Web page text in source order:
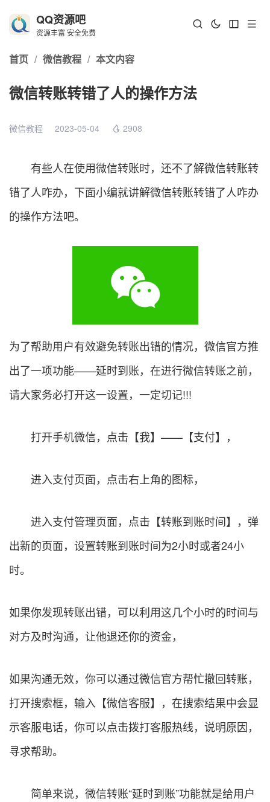
QQ资源吧
资源丰富 安全免费
首页 / 微信教程 / 本文内容
微信转账转错了人的操作方法
微信教程 2023-05-04 2908
有些人在使用微信转账时，还不了解微信转账转
错了人咋办，下面小编就讲解微信转账转错了人咋办
的操作方法吧。
为了帮助用户有效避免转账出错的情况，微信官方推
出了一项功能——延时到账，在进行微信转账之前，
请大家务必打开这一设置，一定切记!!!
打开手机微信，点击【我】——【支付】，
进入支付页面，点击右上角的图标，
进入支付管理页面，点击【转账到账时间】，弹
出新的页面，设置转账到账时间为2小时或者24小
时。
如果你发现转账出错，可以利用这几个小时的时间与
对方及时沟通，让他退还你的资金，
如果沟通无效，你可以通过微信官方帮忙撤回转账，
打开搜索框，输入【微信客服】，在搜索结果中会显
示客服电话，你可以点击拨打客服热线，说明原因，
寻求帮助。
简单来说，微信转账“延时到账”功能就是给用户